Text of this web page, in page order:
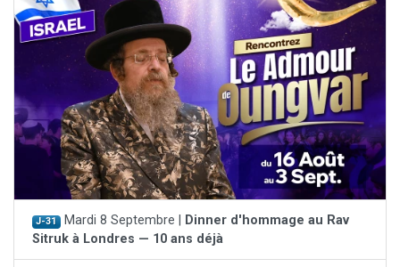
J-31 Mardi 8 Septembre |
Dinner d'hommage au Rav
Sitruk à Londres — 10 ans déjà